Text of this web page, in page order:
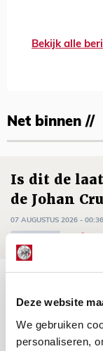
Deze website
We gebruiken
personaliseren,
Bekijk alle
Net binnen //
Is dit de
de Johan
07 AUGUSTUS 2026 - 00:36
voor mijn
06 AUGUSTUS 2026 - 23:43
NIEUWS